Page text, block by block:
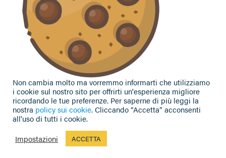
Seguici sui social
Privacy Policy|Cookie Policy
© 2002-2026 CAA Confagricoltura Emilia Romagna srl - P.IVA
02317021208
Non cambia molto ma vorremmo informarti che utilizziamo
i cookie sul nostro sito per offrirti un'esperienza migliore
ricordando le tue preferenze. Per saperne di più leggi la
nostra policy sui cookie. Cliccando “Accetta” acconsenti
all'uso di tutti i cookie.
Impostazioni
ACCETTA